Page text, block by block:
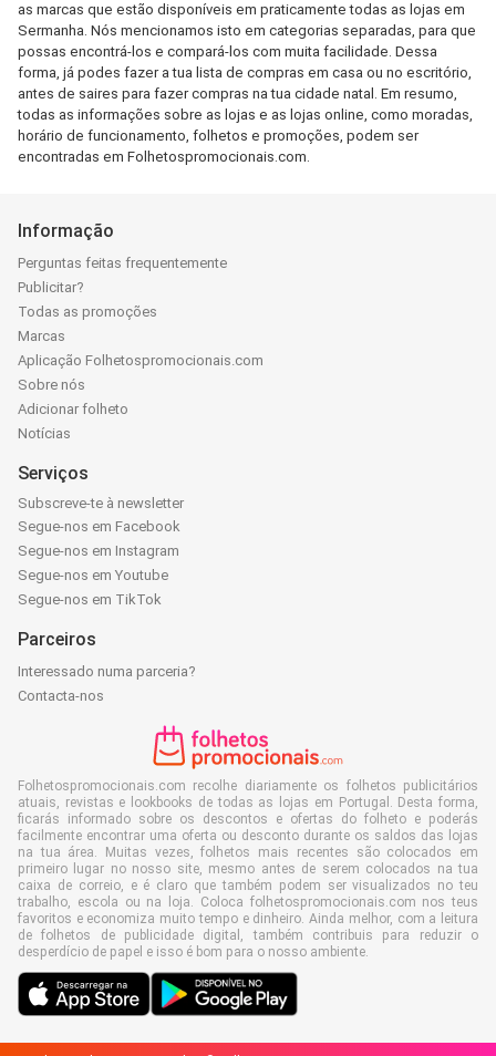
as marcas que estão disponíveis em praticamente todas as lojas em
Sermanha. Nós mencionamos isto em categorias separadas, para que
possas encontrá-los e compará-los com muita facilidade. Dessa
forma, já podes fazer a tua lista de compras em casa ou no escritório,
antes de saires para fazer compras na tua cidade natal. Em resumo,
todas as informações sobre as lojas e as lojas online, como moradas,
horário de funcionamento, folhetos e promoções, podem ser
encontradas em Folhetospromocionais.com.
Informação
Perguntas feitas frequentemente
Publicitar?
Todas as promoções
Marcas
Aplicação Folhetospromocionais.com
Sobre nós
Adicionar folheto
Notícias
Serviços
Subscreve-te à newsletter
Segue-nos em Facebook
Segue-nos em Instagram
Segue-nos em Youtube
Segue-nos em TikTok
Parceiros
Interessado numa parceria?
Contacta-nos
Folhetospromocionais.com recolhe diariamente os folhetos publicitários
atuais, revistas e lookbooks de todas as lojas em Portugal. Desta forma,
ficarás informado sobre os descontos e ofertas do folheto e poderás
facilmente encontrar uma oferta ou desconto durante os saldos das lojas
na tua área. Muitas vezes, folhetos mais recentes são colocados em
primeiro lugar no nosso site, mesmo antes de serem colocados na tua
caixa de correio, e é claro que também podem ser visualizados no teu
trabalho, escola ou na loja. Coloca folhetospromocionais.com nos teus
favoritos e economiza muito tempo e dinheiro. Ainda melhor, com a leitura
de folhetos de publicidade digital, também contribuis para reduzir o
desperdício de papel e isso é bom para o nosso ambiente.